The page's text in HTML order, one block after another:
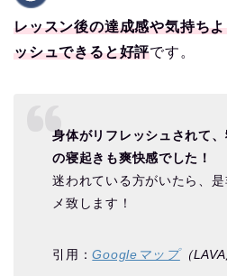
レッスン後の達成感や気持ち
ッシュできると好評です。
身体がリフレッシュされて
の寝起きも爽快感でした！
迷われている方がいたら、
メ致します！
引用：Googleマップ（